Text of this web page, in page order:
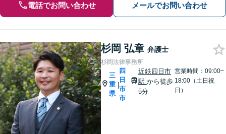
電話でお問い合わせ メールでお問い合わせ
杉岡 弘章 弁護士
杉岡法律事務所
三
重
県
|
四
日
市
市
近鉄四日市
駅 から徒歩
5分
営業時間：09:00~
18:00（土日祝
日）